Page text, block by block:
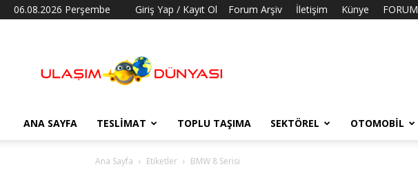
06.08.2026 Perşembe Giriş Yap / Kayıt Ol Forum Arşiv İletişim Künye FORUM
Dünyası
ANA SAYFA TESLIMAT TOPLU TAŞIMA SEKTÖREL OTOMOBIL
Ana Sayfa Etiketler BMW 8 Serisi